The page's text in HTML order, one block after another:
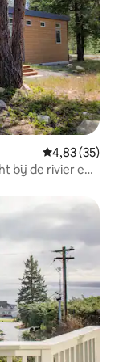
Gemiddelde
4,83 (35)
bij de rivier en